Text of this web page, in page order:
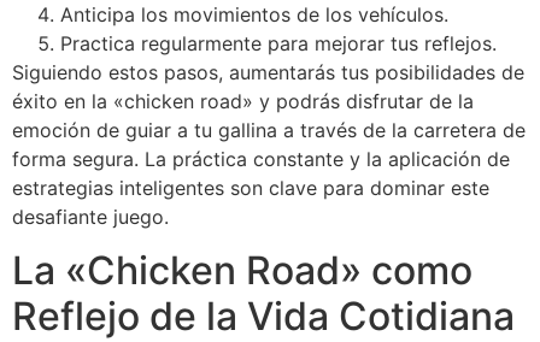
Anticipa los movimientos de los vehículos.
Practica regularmente para mejorar tus reflejos.
Siguiendo estos pasos, aumentarás tus posibilidades de
éxito en la «chicken road» y podrás disfrutar de la
emoción de guiar a tu gallina a través de la carretera de
forma segura. La práctica constante y la aplicación de
estrategias inteligentes son clave para dominar este
desafiante juego.
La «Chicken Road» como
Reflejo de la Vida Cotidiana